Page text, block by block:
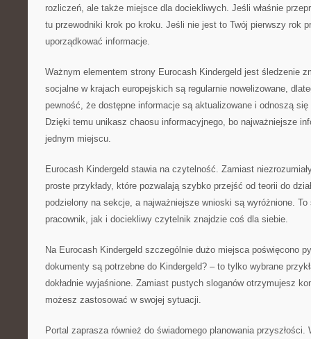
rozliczeń, ale także miejsce dla dociekliwych. Jeśli właśnie
tu przewodniki krok po kroku. Jeśli nie jest to Twój pierwszy rok
uporządkować informacje.
Ważnym elementem strony Eurocash Kindergeld jest śledzenie
socjalne w krajach europejskich są regularnie nowelizowane,
pewność, że dostępne informacje są aktualizowane i odnoszą
Dzięki temu unikasz chaosu informacyjnego, bo najważniejsze
jednym miejscu.
Eurocash Kindergeld stawia na czytelność. Zamiast
proste przykłady, które pozwalają szybko przejść od teorii do
podzielony na sekcje, a najważniejsze wnioski są wyróżnione.
pracownik, jak i dociekliwy czytelnik znajdzie coś dla siebie.
Na Eurocash Kindergeld szczególnie dużo miejsca poświęcono
dokumenty są potrzebne do Kindergeld? – to tylko wybrane
dokładnie wyjaśnione. Zamiast pustych sloganów otrzymujesz
możesz zastosować w swojej sytuacji.
Portal zaprasza również do świadomego planowania przyszłości.